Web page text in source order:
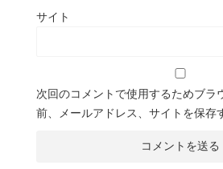
サイト
次回のコメントで使用するためブラ
前、メールアドレス、サイトを保存